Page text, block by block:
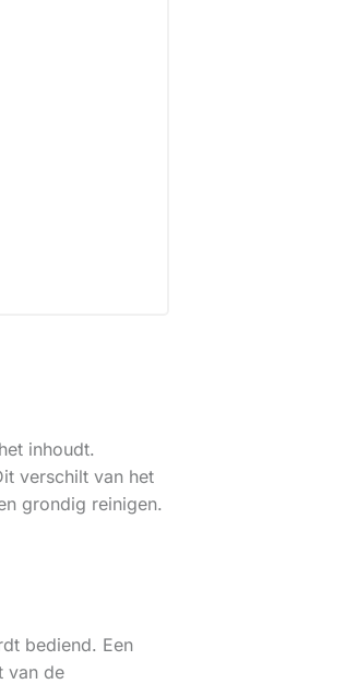
inhoudt.
verschilt van het
grondig reinigen.
bediend. Een
van de